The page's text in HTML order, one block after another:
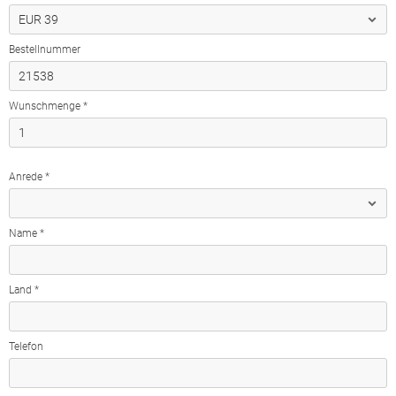
Bestellnummer
Wunschmenge *
Anrede *
Name *
Land *
Telefon